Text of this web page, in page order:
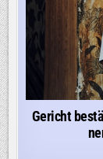
Gericht